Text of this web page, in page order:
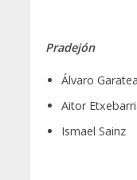
Pradejón
Álvaro Garatea
Aitor
Ismael Sainz